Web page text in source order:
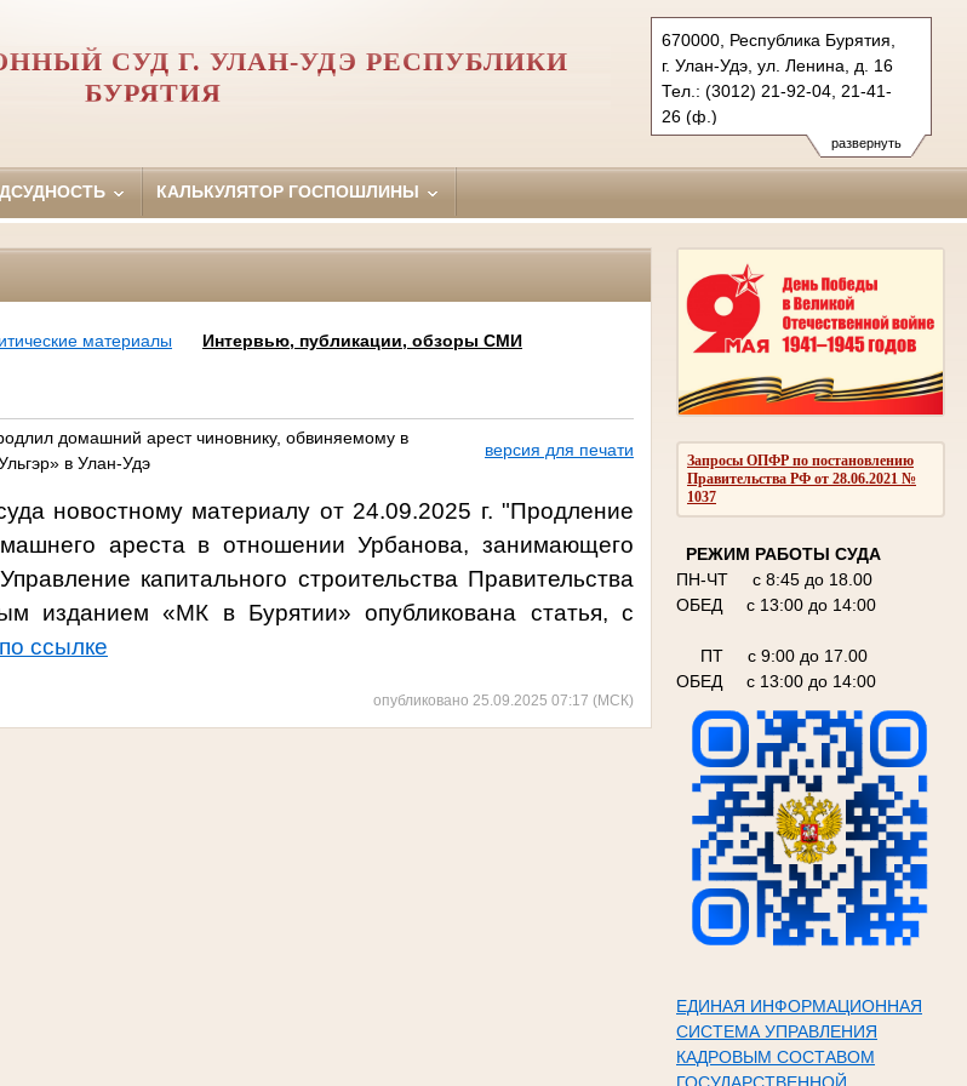
развернуть
670000, Республика Бурятия,
г. Улан-Удэ, ул. Ленина, д. 16
Тел.: (3012) 21-92-04, 21-41-
26 (ф.)
sovetsky.bur@sudrf.ru
схема проезда
СУД Г. УЛАН-УДЭ РЕСПУБЛИКИ
БУРЯТИЯ
КАЛЬКУЛЯТОР ГОСПОШЛИНЫ
Запросы ОПФР по постановлению
Правительства РФ от 28.06.2021 №
1037
РЕЖИМ РАБОТЫ СУДА
ПН-ЧТ с 8:45 до 18.00
ОБЕД с 13:00 до 14:00
ПТ с 9:00 до 17.00
ОБЕД с 13:00 до 14:00
ЕДИНАЯ ИНФОРМАЦИОННАЯ
СИСТЕМА УПРАВЛЕНИЯ
КАДРОВЫМ СОСТАВОМ
материалы
Интервью, публикации, обзоры СМИ
домашний арест чиновнику, обвиняемому в
в Улан-Удэ
версия для печати
новостному материалу от 24.09.2025 г. "Продление
ареста в отношении Урбанова, занимающего
капитального строительства Правительства
изданием «МК в Бурятии» опубликована статья, с
по ссылке
опубликовано 25.09.2025 07:17 (МСК)